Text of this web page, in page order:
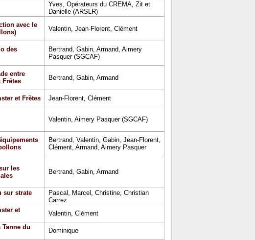
Yves, Opérateurs du CREMA, Zit et
Danielle (ARSLR)
avec le
Valentin, Jean-Florent, Clément
des
Bertrand, Gabin, Armand, Aimery
Pasquer (SGCAF)
entre
Frêtes
Bertrand, Gabin, Armand
et Frètes
Jean-Florent, Clément
Valentin, Aimery Pasquer (SGCAF)
Bertrand, Valentin, Gabin, Jean-Florent,
Clément, Armand, Aimery Pasquer
les
Bertrand, Gabin, Armand
sur strate
Pascal, Marcel, Christine, Christian
Carrez
et
Valentin, Clément
du
Dominique